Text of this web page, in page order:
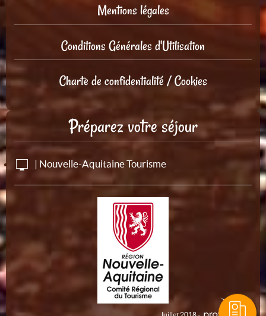
Mentions légales
Conditions Générales d'Utilisation
Charte de confidentialité / Cookies
Préparez votre séjour
| Nouvelle-Aquitaine Tourisme